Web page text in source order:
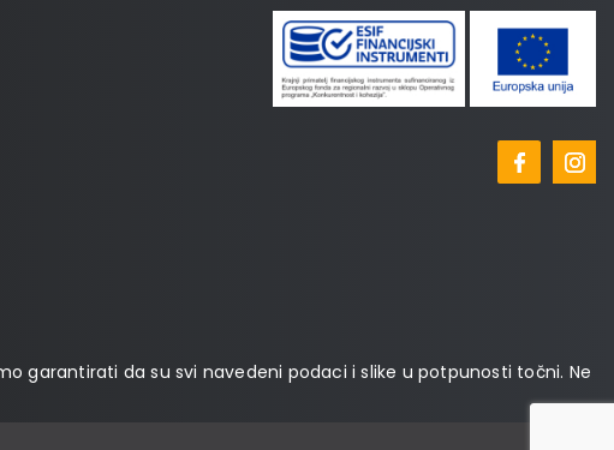
garantirati da su svi navedeni podaci i slike u potpunosti točni. Ne